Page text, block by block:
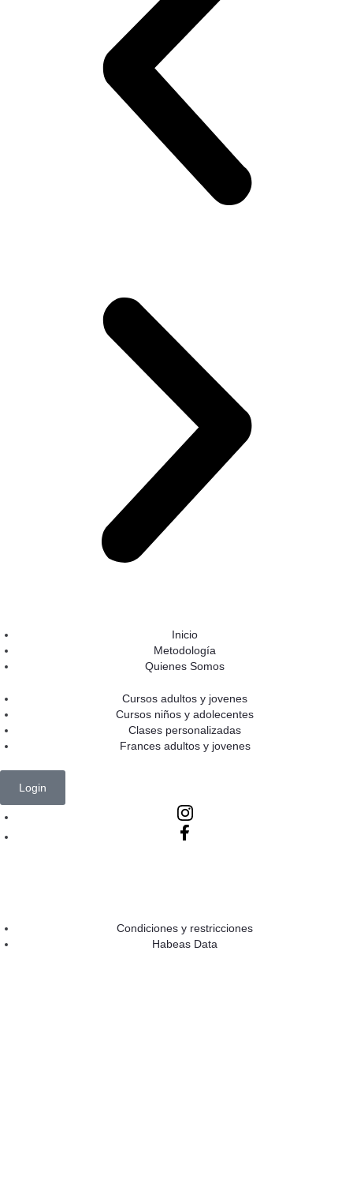
Inicio
Metodología
Quienes Somos
Cursos adultos y jovenes
Cursos niños y adolecentes
Clases personalizadas
Frances adultos y jovenes
Login
Condiciones y restricciones
Habeas Data